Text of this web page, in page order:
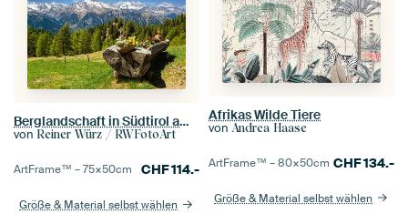
Berglandschaft in Südtirol am Meraner Höhenweg
von Reiner Würz / RWFotoArt
ArtFrame™ –75×50cm CHF114.-
Größe & Material selbst wählen
Afrikas Wilde Tiere
von Andrea Haase
ArtFrame™ –80×50cm CHF134.-
Größe & Material selbst wählen